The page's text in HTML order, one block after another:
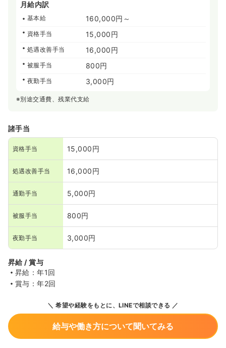
月給内訳
基本給 160,000円～
資格手当 15,000円
処遇改善手当 16,000円
被服手当 800円
夜勤手当 3,000円
※別途交通費、残業代支給
諸手当
資格手当 15,000円
処遇改善手当 16,000円
通勤手当 5,000円
被服手当 800円
夜勤手当 3,000円
昇給 / 賞与
昇給：年1回
賞与：年2回
希望や経験をもとに、LINEで相談できる
給与や働き方について聞いてみる